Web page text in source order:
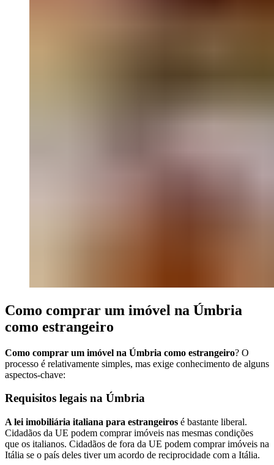
Como comprar um imóvel na Úmbria
como estrangeiro
Como comprar um imóvel na Úmbria como estrangeiro? O
processo é relativamente simples, mas exige conhecimento de alguns
aspectos-chave:
Requisitos legais na Úmbria
A lei imobiliária italiana para estrangeiros é bastante liberal.
Cidadãos da UE podem comprar imóveis nas mesmas condições
que os italianos. Cidadãos de fora da UE podem comprar imóveis na
Itália se o país deles tiver um acordo de reciprocidade com a Itália.